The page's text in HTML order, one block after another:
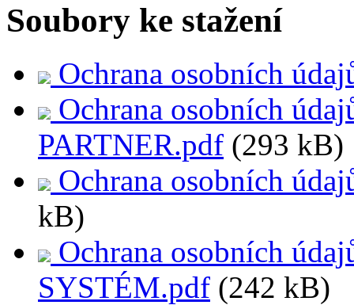
Soubory ke stažení
Ochrana osobních
Ochrana osobních
PARTNER.pdf (293 kB)
Ochrana osobních
kB)
Ochrana osobních
SYSTÉM.pdf (242 kB)